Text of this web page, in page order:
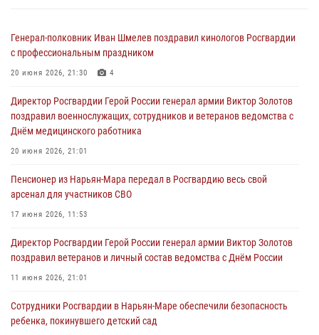
Генерал-полковник Иван Шмелев поздравил кинологов Росгвардии
с профессиональным праздником
20 июня 2026, 21:30 4
Директор Росгвардии Герой России генерал армии Виктор Золотов
поздравил военнослужащих, сотрудников и ветеранов ведомства с
Днём медицинского работника
20 июня 2026, 21:01
Пенсионер из Нарьян-Мара передал в Росгвардию весь свой
арсенал для участников СВО
17 июня 2026, 11:53
Директор Росгвардии Герой России генерал армии Виктор Золотов
поздравил ветеранов и личный состав ведомства с Днём России
11 июня 2026, 21:01
Сотрудники Росгвардии в Нарьян-Маре обеспечили безопасность
ребенка, покинувшего детский сад